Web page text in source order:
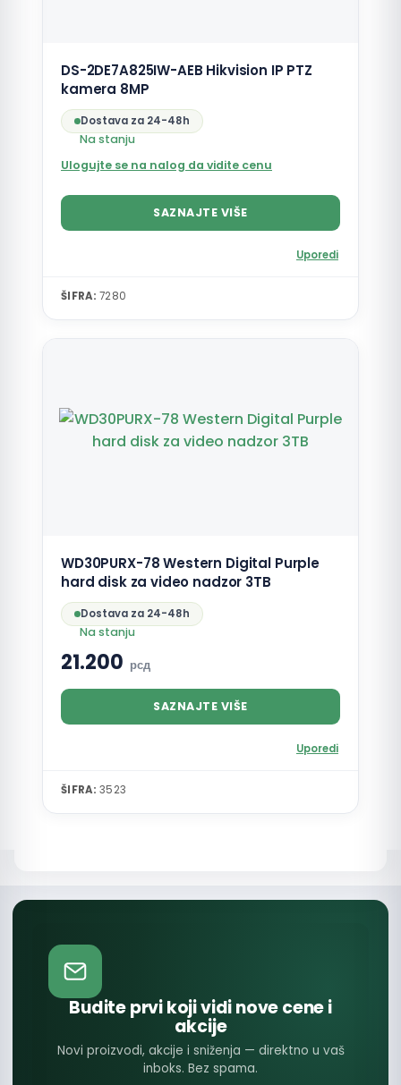
DS-2DE7A825IW-AEB Hikvision IP PTZ
kamera 8MP
Dostava za 24-48h
Na stanju
Ulogujte se na nalog da vidite cenu
SAZNAJTE VIŠE
Uporedi
ŠIFRA: 7280
WD30PURX-78 Western Digital Purple
hard disk za video nadzor 3TB
Dostava za 24-48h
Na stanju
21.200 рсд
SAZNAJTE VIŠE
Uporedi
ŠIFRA: 3523
Budite prvi koji vidi nove cene i
akcije
Novi proizvodi, akcije i sniženja — direktno u vaš
inboks. Bez spama.